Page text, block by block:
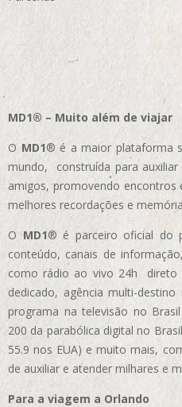
MD1® – Muito além de viajar
O MD1® é a maior plataforma
mundo, construída para
amigos, promovendo encontros
melhores recordações e
OMD1® é parceiro oficial do
conteúdo, canais de
como rádio ao vivo 24h direto
dedicado, agência multi-
programa na televisão no
200 da parabólica digital no
55.9 nos EUA) e muito mais,
de auxiliar e atender milhares e
Para a viagem a Orlando